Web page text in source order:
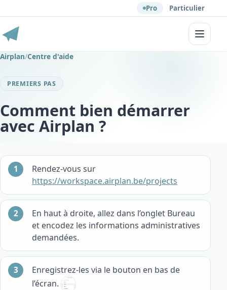
Pro Particulier
Menu
Airplan/Centre d'aide
PREMIERS PAS
Comment bien démarrer
avec Airplan ?
Rendez-vous sur
https://workspace.airplan.be/projects
En haut à droite, allez dans l’onglet Bureau
et encodez les informations administratives
demandées.
Enregistrez-les via le bouton en bas de
l’écran.